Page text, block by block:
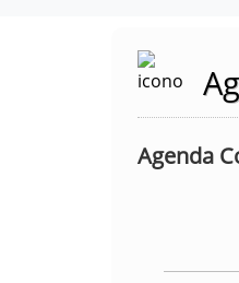
Agenda